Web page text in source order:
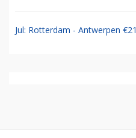
Jul: Rotterdam - Antwerpen €21